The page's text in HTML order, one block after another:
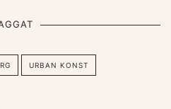
URBAN KONST